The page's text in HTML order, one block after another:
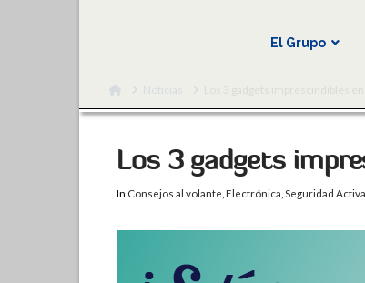
El Grupo
HomeNoticias
Los 3 gadgets
In Consejos al volante Electrónica Seguridad Activa